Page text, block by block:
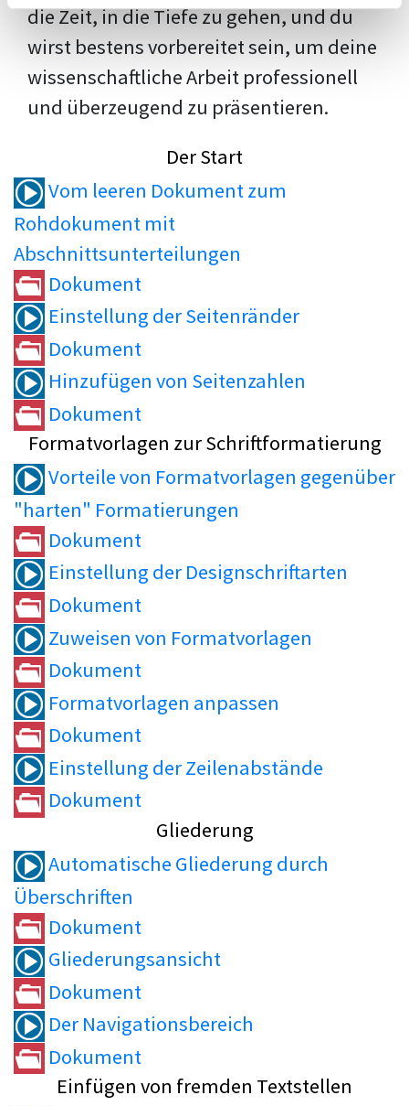
die Zeit, in die Tiefe zu gehen, und du
wirst bestens vorbereitet sein, um deine
wissenschaftliche Arbeit professionell
und überzeugend zu präsentieren.
Der Start
Vom leeren Dokument zum
Rohdokument mit
Abschnittsunterteilungen
Dokument
Einstellung der Seitenränder
Dokument
Hinzufügen von Seitenzahlen
Dokument
Formatvorlagen zur Schriftformatierung
Vorteile von Formatvorlagen gegenüber
"harten" Formatierungen
Dokument
Einstellung der Designschriftarten
Dokument
Zuweisen von Formatvorlagen
Dokument
Formatvorlagen anpassen
Dokument
Einstellung der Zeilenabstände
Dokument
Gliederung
Automatische Gliederung durch
Überschriften
Dokument
Gliederungsansicht
Dokument
Der Navigationsbereich
Dokument
Einfügen von fremden Textstellen